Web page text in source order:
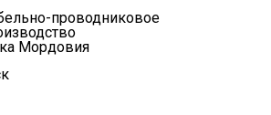
проводниковое
Мордовия